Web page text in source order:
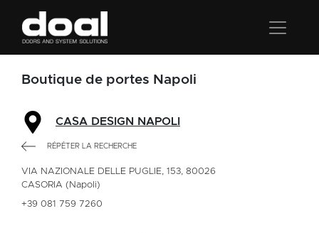
Boutique de portes Napoli
CASA DESIGN NAPOLI
RÉPÉTER LA RECHERCHE
VIA NAZIONALE DELLE PUGLIE, 153, 80026
CASORIA (Napoli)
+39 081 759 7260